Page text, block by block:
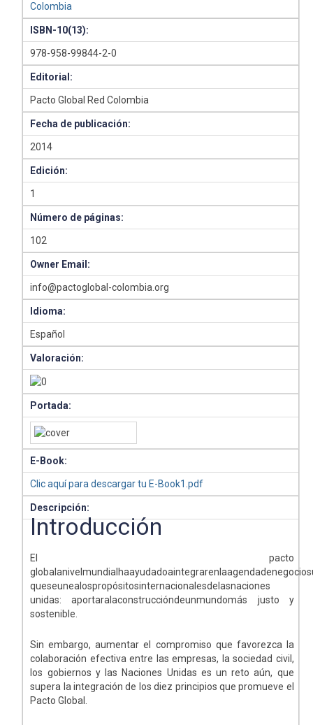
Colombia
ISBN-10(13):
978-958-99844-2-0
Editorial:
Pacto Global Red Colombia
Fecha de publicación:
2014
Edición:
1
Número de páginas:
102
Owner Email:
info@pactoglobal-colombia.org
Idioma:
Español
Valoración:
Portada:
E-Book:
Clic aquí para descargar tu E-Book1.pdf
Descripción:
Introducción
El pacto
queseunealospropósitosinternacionalesdelasnaciones
unidas: aportaralaconstruccióndeunmundomás justo y
sostenible.
Sin embargo, aumentar el compromiso que favorezca la
colaboración efectiva entre las empresas, la sociedad civil,
los gobiernos y las Naciones Unidas es un reto aún, que
supera la integración de los diez principios que promueve el
Pacto Global.